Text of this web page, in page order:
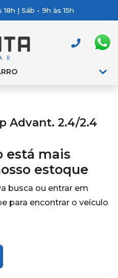
| Sáb - 9h às 15h
Advant. 2.4/2.4
está mais
estoque
busca ou entrar em
para encontrar o veículo